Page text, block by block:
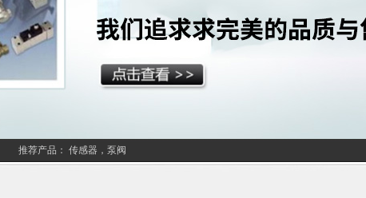
推荐产品： 传感器，泵阀